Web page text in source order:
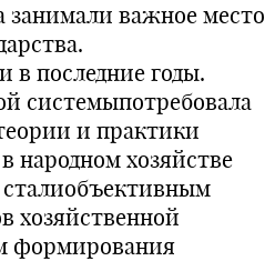
занимали важное место
в последние годы.
системыпотребовала
и практики
народном хозяйстве
хозяйственной
формирования